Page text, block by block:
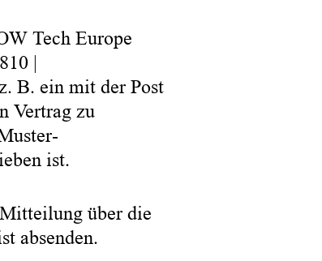
Tech Europe
|
B. ein mit der Post
Vertrag zu
ist.
über die
absenden.